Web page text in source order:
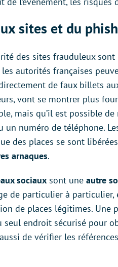
sites et du
des sites frauduleux sont
les autorités françaises
de faux billets
vont se montrer plus
mais qu’il est possible
un numéro de téléphone.
des places se sont
arnaques.
sociaux sont une autre
de particulier à
de places légitimes.
seul endroit sécurisé pour
de vérifier les